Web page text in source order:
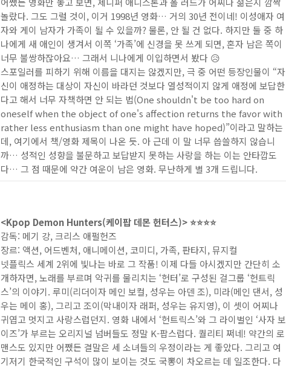
놀랐다. 그도 그럴 것이, 이거 1998년 영화… 거의 30년 전이네! 이성애자 여
자와 게이 남자가 가족이 될 수 있을까? 물론, 안 될 건 없다. 하지만 둘 중 하
나에게 새 애인이 생겨서 이쪽 ‘가족’에 신경을 못 쓰게 되면, 혼자 남은 쪽이
너무 불쌍하잖아요… 그래서 니나에게 이입하면서 봤다 😥
스포일러를 피하기 위해 이름을 대지는 않겠지만, 극 중 어떤 등장인물이 “자
신이 애정하는 대상이 자신이 바라던 것보다 열성적이지 않게 애정에 보답한
다고 해서 너무 자책하면 안 되는 법(One shouldn't be too hard on
oneself when the object of one's affection returns the favor with
rather less enthusiasm than one might have hoped)”이라고 말하는
데, 여기에서 책/영화 제목이 나온 듯. 아 근데 이 말 너무 씁쓸하지 않습니
까… 성적인 성향을 불문하고 보답받지 못하는 사랑을 하는 이는 안타깝도
다… 그 점 때문에 약간 여운이 남은 영화. 무난하게 별 3개 드립니다.
<Kpop Demon Hunters(케이팝 데몬 헌터스)> ⭐️⭐️⭐️⭐️
감독: 메기 강, 크리스 애펄헌즈
장르: 액션, 어드벤처, 애니메이션, 코미디, 가족, 판타지, 뮤지컬
넷플릭스 세계 2위에 빛나는 바로 그 작품! 이제 다들 아시겠지만 간단히 소
개하자면, 노래를 부르며 악귀를 물리치는 ‘헌터’로 구성된 걸그룹 ‘헌트릭
스’의 이야기. 루미(리더이자 메인 보컬, 성우는 아덴 조), 미라(메인 댄서, 성
우는 메이 홍), 그리고 조이(막내이자 래퍼, 성우는 유지영), 이 셋이 어찌나
귀엽고 멋지고 사랑스럽던지. 영화 내에서 ‘헌트릭스’와 그 라이벌인 ‘사자 보
이즈’가 부르는 오리지널 넘버들도 정말 K-팝스럽다. 퀄리티 쩌네! 약간의 로
맨스도 있지만 어쨌든 결말은 세 소녀들의 우정이라는 게 좋았다. 그리고 여
기저기 한국적인 구석이 많이 보이는 것도 국뽕이 차오르는 데 일조한다. 다